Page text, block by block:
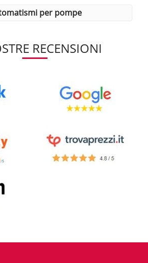
per pompe
RECENSIONI